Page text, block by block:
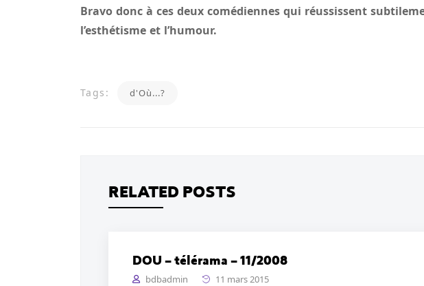
Bravo donc à ces deux comédiennes qui réussissent
l’esthétisme et l’humour.
Tags: d'Où...?
RELATED POSTS
DOU – télérama – 11/2008
bdbadmin
11 mars 2015